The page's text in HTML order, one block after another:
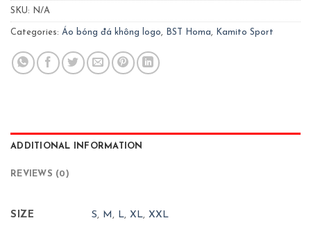
SKU: N/A
Categories: Áo bóng đá không logo, BST Homa, Kamito Sport
ADDITIONAL INFORMATION
REVIEWS (0)
SIZE S, M , L,XL,XXL